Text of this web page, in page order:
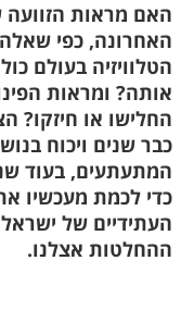
האם מראות הזוועה
האחרונה, כפי
הטלוויזיה בעולם
אותה? ומראות
החלישו או חיזקו?
כבר שנים ויכוח
המתעתעים, בעוד
כדי לכמת מעכשיו
העתידיים של
ההחלטות אצלנו.